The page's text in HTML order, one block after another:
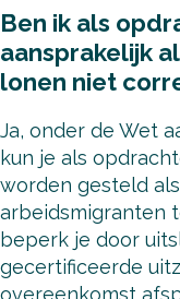
Ben ik als
aansprakelijk
lonen niet
Ja, onder de Wet
kun je als
worden gesteld
arbeidsmigranten
beperk je door
gecertificeerde
overeenkomst